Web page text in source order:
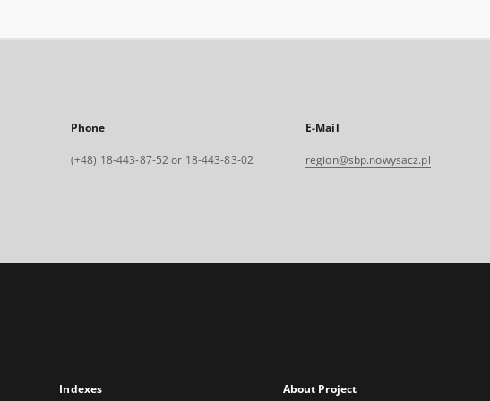
Phone
(+48) 18-443-87-52 or 18-443-83-02
E-Mail
region@sbp.nowysacz.pl
Indexes About Project